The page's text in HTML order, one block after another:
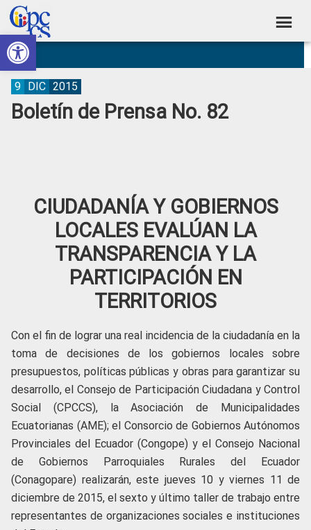
Abrir barra de herramientas
Skip
to
primary
navigation
Skip
to
main
content
Skip
to
primary
sidebar
Skip
to
footer
Consejo
de
Participación
Ciudadana
Construyendo
Poder
Ciudadano
Boletín de Prensa No. 82
9 DIC 2015
CIUDADANÍA Y GOBIERNOS
LOCALES EVALÚAN LA
TRANSPARENCIA Y LA
PARTICIPACIÓN EN
TERRITORIOS
Con el fin de lograr una real incidencia de la ciudadanía en la
toma de decisiones de los gobiernos locales sobre
presupuestos, políticas públicas y obras para garantizar su
desarrollo, el Consejo de Participación Ciudadana y Control
Social (CPCCS), la Asociación de Municipalidades
Ecuatorianas (AME); el Consorcio de Gobiernos Autónomos
Provinciales del Ecuador (Congope) y el Consejo Nacional
de Gobiernos Parroquiales Rurales del Ecuador
(Conagopare) realizarán, este jueves 10 y viernes 11 de
diciembre de 2015, el sexto y último taller de trabajo entre
representantes de organizaciones sociales e instituciones